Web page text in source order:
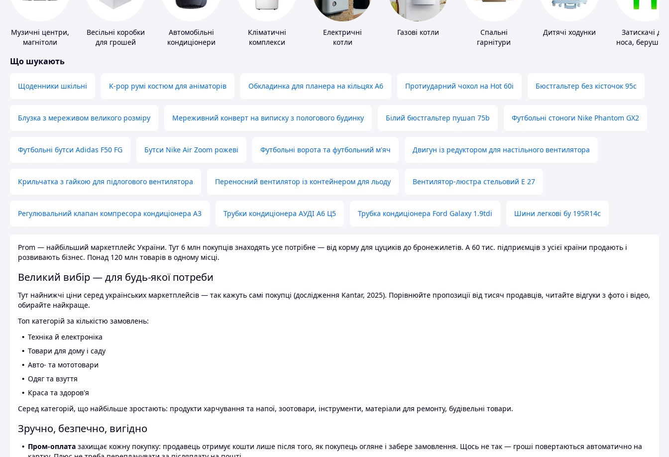
Музичні центри,
магнітоли
Весільні коробки
для грошей
Автомобільні
кондиціонери
Кліматичні
комплекси
Електричні
котли
Газові котли
Спальні
гарнітури
Дитячі ходунки
Затискачі для
носа, беруші
Що шукають
Щоденники шкільні K-pop румі костюм для аніматорів Обкладинка для планера на кільцях А6 Протиударний чохол на Hot 60i Бюстгальтер без кісточок 95с
Блузка з мереживом великого розміру Мереживний конверт на виписку з пологового будинку Білий бюстгальтер пушап 75b Футбольні стоноги Nike Phantom GX2
Футбольні бутси Adidas F50 FG Бутси Nike Air Zoom рожеві Футбольні ворота та футбольний м'яч Двигун із редуктором для настільного вентилятора
Крильчатка з гайкою для підлогового вентилятора Переносний вентилятор із контейнером для льоду Вентилятор-люстра стельовий E 27
Регулювальний клапан компресора кондиціонера А3 Трубки кондиціонера АУДІ А6 Ц5 Трубка кондиціонера Ford Galaxy 1.9tdi Шини легкові бу 195R14c
Prom — найбільший маркетплейс України. Тут 6 млн покупців знаходять усе потрібне — від корму для цуциків до бронежилетів. А 60 тис. підприємців з усієї країни продають і
розвивають бізнес. Понад 120 млн товарів в одному місці.
Великий вибір — для будь-якої потреби
Тут найнижчі ціни серед українських маркетплейсів — так кажуть самі покупці (дослідження Kantar, 2025). Порівнюйте пропозиції від тисяч продавців, читайте відгуки з фото і відео,
обирайте найкраще.
Топ категорій за кількістю замовлень:
Техніка й електроніка
Товари для дому і саду
Авто- та мототовари
Одяг та взуття
Краса та здоров'я
Серед категорій, що найбільше зростають: продукти харчування та напої, зоотовари, інструменти, матеріали для ремонту, будівельні товари.
Зручно, безпечно, вигідно
Пром-оплата захищає кожну покупку: продавець отримує кошти лише після того, як покупець огляне і забере замовлення. Щось не так — гроші повертаються автоматично на